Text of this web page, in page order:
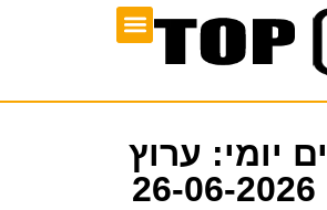
יומי: ערוץ